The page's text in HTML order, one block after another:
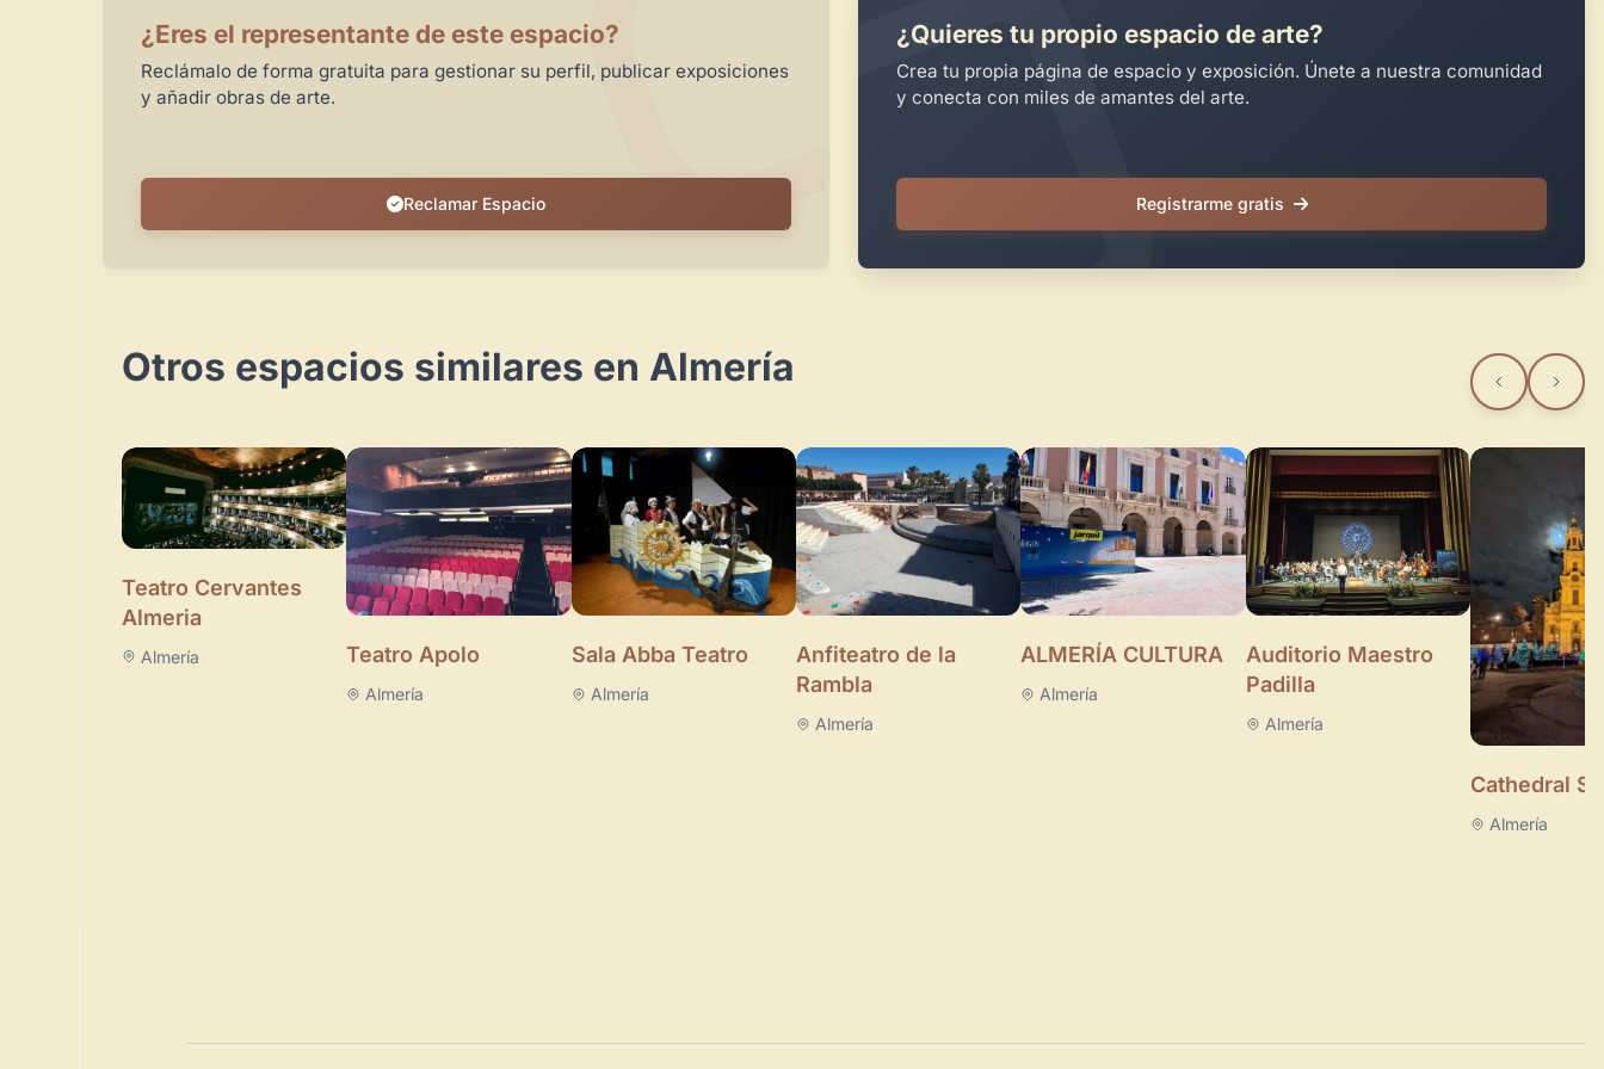
¿Eres el representante de este espacio?
Reclámalo de forma gratuita para gestionar su perfil, publicar exposiciones
y añadir obras de arte.
Reclamar Espacio
¿Quieres tu propio espacio de arte?
Crea tu propia página de espacio y exposición. Únete a nuestra comunidad
y conecta con miles de amantes del arte.
Registrarme gratis
Otros espacios similares en Almería
Teatro Cervantes
Almeria
Almería Teatro Apolo
Almería
Sala Abba Teatro
Almería
Anfiteatro de la
Rambla
Almería
ALMERÍA CULTURA
Almería
Auditorio Maestro
Padilla
Almería
Cathedral
Almería